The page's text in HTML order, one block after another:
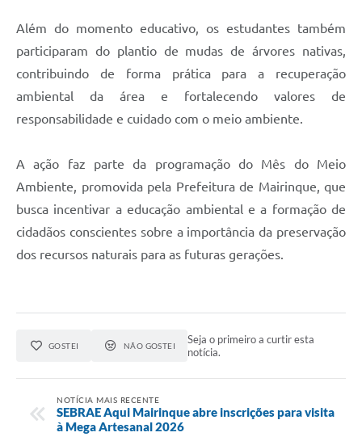
Além do momento educativo, os estudantes também
participaram do plantio de mudas de árvores nativas,
contribuindo de forma prática para a recuperação
ambiental da área e fortalecendo valores de
responsabilidade e cuidado com o meio ambiente.
A ação faz parte da programação do Mês do Meio
Ambiente, promovida pela Prefeitura de Mairinque, que
busca incentivar a educação ambiental e a formação de
cidadãos conscientes sobre a importância da preservação
dos recursos naturais para as futuras gerações.
GOSTEI NÃO GOSTEI
Seja o primeiro a curtir esta
notícia.
NOTÍCIA MAIS RECENTE
SEBRAE Aqui Mairinque abre inscrições para visita
à Mega Artesanal 2026